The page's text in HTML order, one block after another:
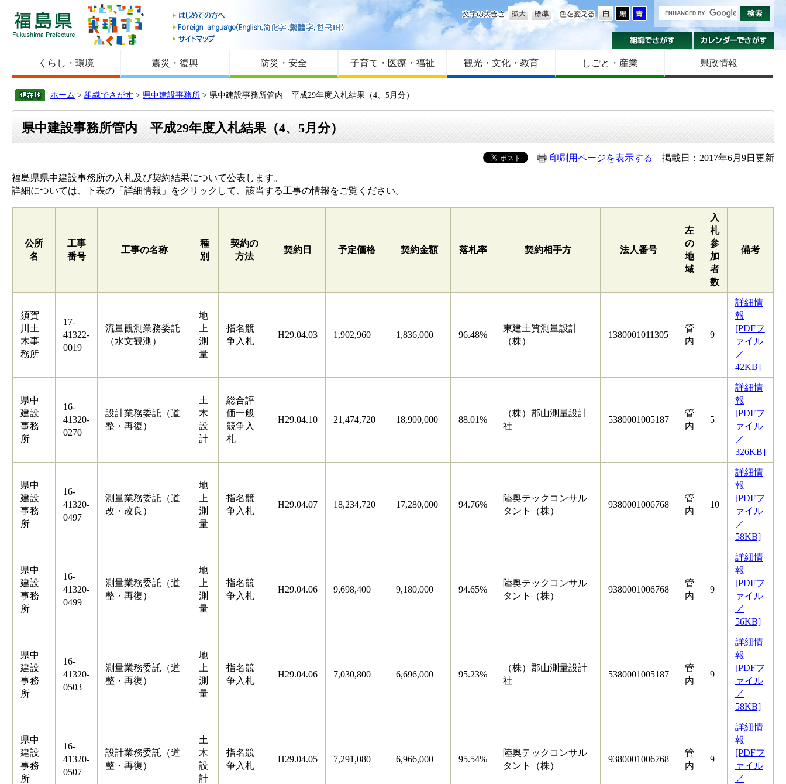
福島県
はじめての方へ
Foreign language
サイトマップ
色を変える
文字の大きさ
組織でさがす
くらし・環境 震災・復興 防災・安全 子育て・医療・福祉 観光・文化・教育 しごと・産業 県政情報
ホーム > 組織でさがす > 県中建設事務所 > 県中建設事務所管内 平成29年度入札結果（4、5月分）
県中建設事務所管内 平成29年度入札結果（4、5月分）
印刷用ページを表示する
掲載日：2017年6月9日更新
福島県県中建設事務所の入札及び契約結果について公表します。
詳細については、下表の「詳細情報」をクリックして、該当する工事の情報をご覧ください。
公所
名
工事
番号
工事の名称
種
別
契約の
方法
契約日 予定価格 契約金額 落札率 契約相手方 法人番号
左
の
地
域
入
札
参
加
者
数
備考
須賀
川土
木事
務所
17-
41322-
0019
流量観測業務委託
（水文観測）
地
上
測
量
指名競
争入札
H29.04.03 1,902,960 1,836,000 96.48%
東建土質測量設計
（株）
1380001011305
管
内
9
詳細情
報
[PDFフ
ァイル
／
42KB]
県中
建設
事務
所
16-
41320-
0270
設計業務委託（道
整・再復）
土
木
設
計
総合評
価一般
競争入
札
H29.04.10 21,474,720 18,900,000 88.01%
（株）郡山測量設計
社
5380001005187
管
内
5
詳細情
報
[PDFフ
ァイル
／
326KB]
県中
建設
事務
所
16-
41320-
0497
測量業務委託（道
改・改良）
地
上
測
量
指名競
争入札
H29.04.07 18,234,720 17,280,000 94.76%
陸奥テックコンサル
タント（株）
9380001006768
管
内
10
詳細情
報
[PDFフ
ァイル
／
58KB]
県中
建設
事務
所
16-
41320-
0499
測量業務委託（道
整・再復）
地
上
測
量
指名競
争入札
H29.04.06 9,698,400 9,180,000 94.65%
陸奥テックコンサル
タント（株）
9380001006768
管
内
9
詳細情
報
[PDFフ
ァイル
／
56KB]
県中
建設
事務
所
16-
41320-
0503
測量業務委託（道
整・再復）
地
上
測
量
指名競
争入札
H29.04.06 7,030,800 6,696,000 95.23%
（株）郡山測量設計
社
5380001005187
管
内
9
詳細情
報
[PDFフ
ァイル
／
58KB]
県中
建設
事務
所
16-
41320-
0507
設計業務委託（道
整・再復）
土
木
設
計
指名競
争入札
H29.04.05 7,291,080 6,966,000 95.54%
陸奥テックコンサル
タント（株）
9380001006768
管
内
9
詳細情
報
[PDFフ
ァイル
／